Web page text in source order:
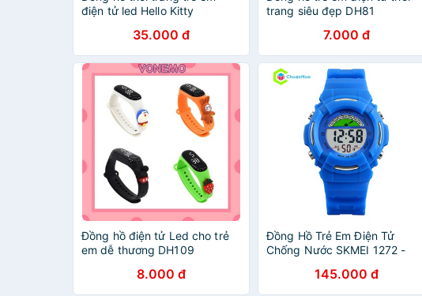
điện tử led Hello Kitty
35.000 đ
trang siêu đẹp DH81
7.000 đ
Đồng hồ điện tử Led cho trẻ
em dễ thương DH109
8.000 đ
Đồng Hồ Trẻ Em Điện Tử
Chống Nước SKMEI 1272 -
145.000 đ